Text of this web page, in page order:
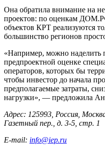
Она обратила внимание на
проектов: по оценкам
объектов КРТ реализуются
большинство регионов
«Например, можно наделить
предпроектной оценке
операторов, которых бы
чтобы инвестор до начала
предполагаемые затраты,
нагрузки», — предложила
Адрес: 125993, Россия,
Газетный пер., д. 3-5, стр. 1
E-mail: info@iep.ru